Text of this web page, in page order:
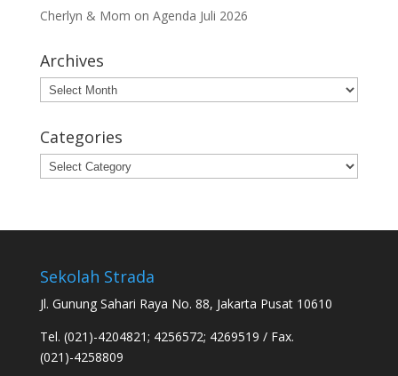
Cherlyn & Mom on Agenda Juli 2026
Archives
Archives
Categories
Categories
Sekolah Strada
Jl. Gunung Sahari Raya No. 88, Jakarta Pusat 10610
Tel. (021)-4204821; 4256572; 4269519 / Fax.
(021)-4258809